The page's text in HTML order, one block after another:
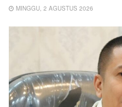
MINGGU, 2 AGUSTUS 2026